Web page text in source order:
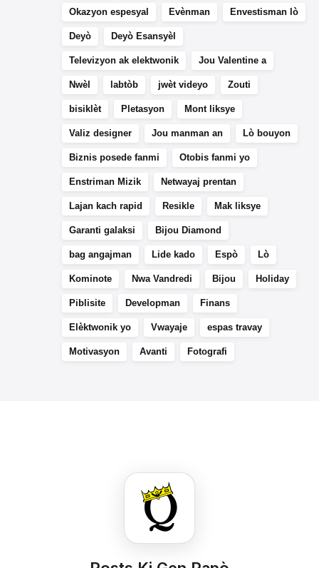
Okazyon espesyal Evènman Envestisman lò
Deyò Deyò Esansyèl
Televizyon ak elektwonik Jou Valentine a
Nwèl labtòb jwèt videyo Zouti
bisiklèt Pletasyon Mont liksye
Valiz designer Jou manman an Lò bouyon
Biznis posede fanmi Otobis fanmi yo
Enstriman Mizik Netwayaj prentan
Lajan kach rapid Resikle Mak liksye
Garanti galaksi Bijou Diamond
bag angajman Lide kado Espò Lò
Kominote Nwa Vandredi Bijou Holiday
Piblisite Developman Finans
Elèktwonik yo Vwayaje espas travay
Motivasyon Avanti Fotografi